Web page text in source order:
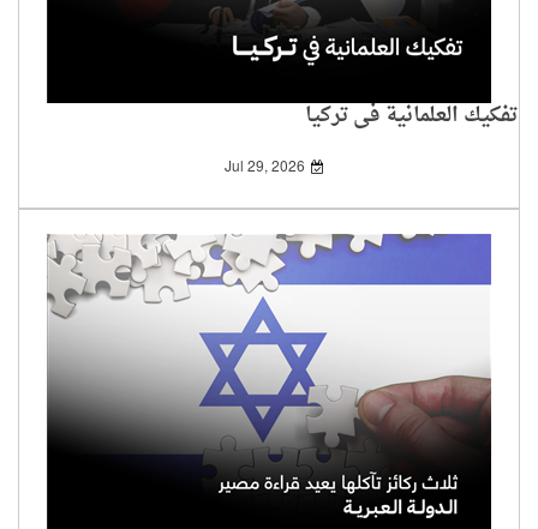
تفكيك العلمانية في تركيا
Jul 29, 2026